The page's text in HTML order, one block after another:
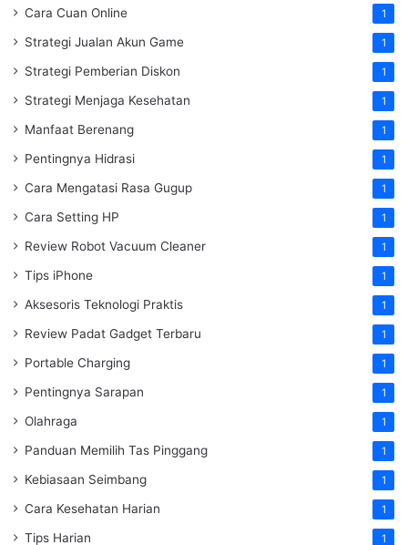
Cara Cuan Online 1
Strategi Jualan Akun Game 1
Strategi Pemberian Diskon 1
Strategi Menjaga Kesehatan 1
Manfaat Berenang 1
Pentingnya Hidrasi 1
Cara Mengatasi Rasa Gugup 1
Cara Setting HP 1
Review Robot Vacuum Cleaner 1
Tips iPhone 1
Aksesoris Teknologi Praktis 1
Review Padat Gadget Terbaru 1
Portable Charging 1
Pentingnya Sarapan 1
Olahraga 1
Panduan Memilih Tas Pinggang 1
Kebiasaan Seimbang 1
Cara Kesehatan Harian 1
Tips Harian 1